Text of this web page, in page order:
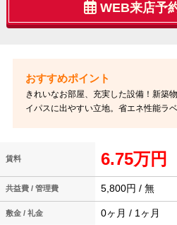
WEB来店予
きれいなお部屋、充実した設備！新築
イパスに出やすい立地。省エネ性能ラ
賃料 6.75万円
共益費 / 管理費 5,800円 / 無
敷金 / 礼金 0ヶ月 / 1ヶ月